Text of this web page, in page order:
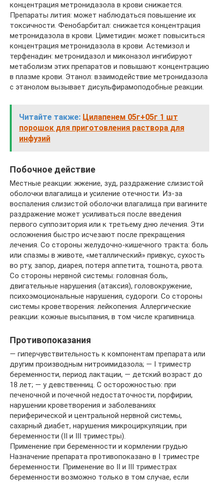
концентрация метронидазола в крови снижается.
Препараты лития: может наблюдаться повышение их
токсичности. Фенобарбитал: снижается концентрация
метронидазола в крови. Циметидин: может повыситься
концентрация метронидазола в крови. Астемизол и
терфенадин: метронидазол и миконазол ингибируют
метаболизм этих препаратов и повышают концентрацию
в плазме крови. Этанол: взаимодействие метронидазола
с этанолом вызывает дисульфирамоподобные реакции.
Читайте также: Цилапенем 05г+05г 1 шт
порошок для приготовления раствора для
инфузий
Побочное действие
Местные реакции: жжение, зуд, раздражение слизистой
оболочки влагалища и усиление отечности. Из-за
воспаления слизистой оболочки влагалища при вагините
раздражение может усиливаться после введения
первого суппозитория или к третьему дню лечения. Эти
осложнения быстро исчезают после прекращения
лечения. Со стороны желудочно-кишечного тракта: боль
или спазмы в животе, «металлический» привкус, сухость
во рту, запор, диарея, потеря аппетита, тошнота, рвота.
Со стороны нервной системы: головная боль,
двигательные нарушения (атаксия), головокружение,
психоэмоциональные нарушения, судороги. Со стороны
системы кроветворения: лейкопения. Аллергические
реакции: кожные высыпания, в том числе крапивница.
Противопоказания
— гиперчувствительность к компонентам препарата или
другим производным нитроимидазола; — I триместр
беременности, период лактации, — детский возраст до
18 лет; — у девственниц. С осторожностью: при
печеночной и почечной недостаточности, порфирии,
нарушении кроветворения и заболеваниях
периферической и центральной нервной системы,
сахарный диабет, нарушения микроциркуляции, при
беременности (II и III триместры).
Применение при беременности и кормлении грудью
Назначение препарата противопоказано в I триместре
беременности. Применение во II и III триместрах
беременности возможно только в том случае, если